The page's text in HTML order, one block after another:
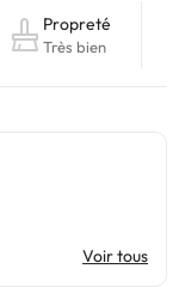
Propreté
Très bien
Voir tous